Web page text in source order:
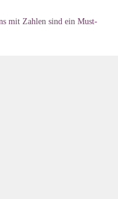
mit Zahlen sind ein Must-